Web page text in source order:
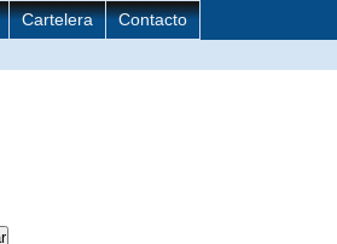
Cartelera Contacto